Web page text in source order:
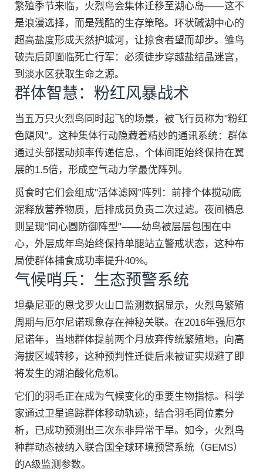
繁殖季节来临，火烈鸟会集体迁移至湖心岛——这不
是浪漫选择，而是残酷的生存策略。环状碱湖中心的
超高盐度形成天然护城河，让掠食者望而却步。雏鸟
破壳后即面临死亡行军：必须徒步穿越盐结晶迷宫，
到淡水区获取生命之源。
群体智慧：粉红风暴战术
当五万只火烈鸟同时起飞的场景，被飞行员称为"粉红
色飓风"。这种集体行动隐藏着精妙的通讯系统：群体
通过头部摆动频率传递信息，个体间距始终保持在翼
展的1.5倍，形成空气动力学最优阵列。
觅食时它们会组成"活体滤网"阵列：前排个体搅动底
泥释放营养物质，后排成员负责二次过滤。夜间栖息
则呈现"同心圆防御阵型"——幼鸟被层层包围在中
心，外层成年鸟始终保持单腿站立警戒状态，这种布
局使群体捕食成功率提升40%。
气候哨兵：生态预警系统
坦桑尼亚的恩戈罗火山口监测数据显示，火烈鸟繁殖
周期与厄尔尼诺现象存在神秘关联。在2016年强厄尔
尼诺年，当地群体提前两个月放弃传统繁殖地，向高
海拔区域转移，这种预判性迁徙后来被证实规避了即
将发生的湖泊酸化危机。
它们的羽毛正在成为气候变化的重要生物指标。科学
家通过卫星追踪群体移动轨迹，结合羽毛同位素分
析，已成功预测出三次东非异常干旱。如今，火烈鸟
种群动态被纳入联合国全球环境预警系统（GEMS）
的A级监测参数。